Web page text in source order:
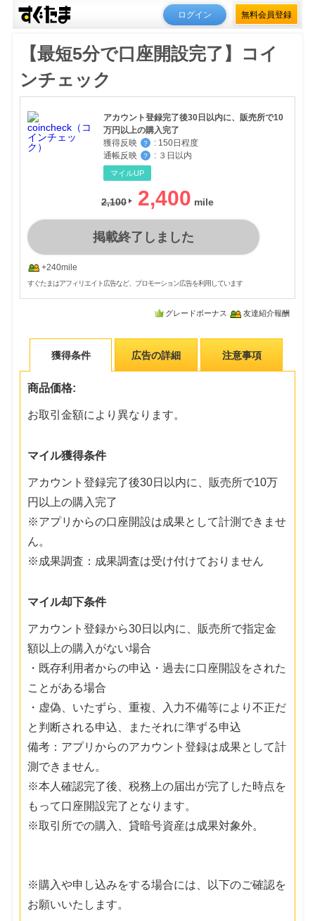
ログイン 無料会員登録
【最短5分で口座開設完了】コイ
ンチェック
アカウント登録完了後30日以内に、販売所で10
万円以上の購入完了
獲得反映
？ : 150日程度
通帳反映
？ : ３日以内
マイルUP
2,100 2,400
掲載終了しました
+240mile
すぐたまはアフィリエイト広告など、プロモーション広告を利用しています
グレードボーナス 友達紹介報酬
獲得条件 広告の詳細 注意事項
商品価格:
お取引金額により異なります。
マイル獲得条件
アカウント登録完了後30日以内に、販売所で10万
円以上の購入完了
※アプリからの口座開設は成果として計測できませ
ん。
※成果調査：成果調査は受け付けておりません
マイル却下条件
アカウント登録から30日以内に、販売所で指定金
額以上の購入がない場合
・既存利用者からの申込・過去に口座開設をされた
ことがある場合
・虚偽、いたずら、重複、入力不備等により不正だ
と判断される申込、またそれに準ずる申込
備考：アプリからのアカウント登録は成果として計
測できません。
※本人確認完了後、税務上の届出が完了した時点を
もって口座開設完了となります。
※取引所での購入、貸暗号資産は成果対象外。
※購入や申し込みをする場合には、以下のご確認を
お願いいたします。